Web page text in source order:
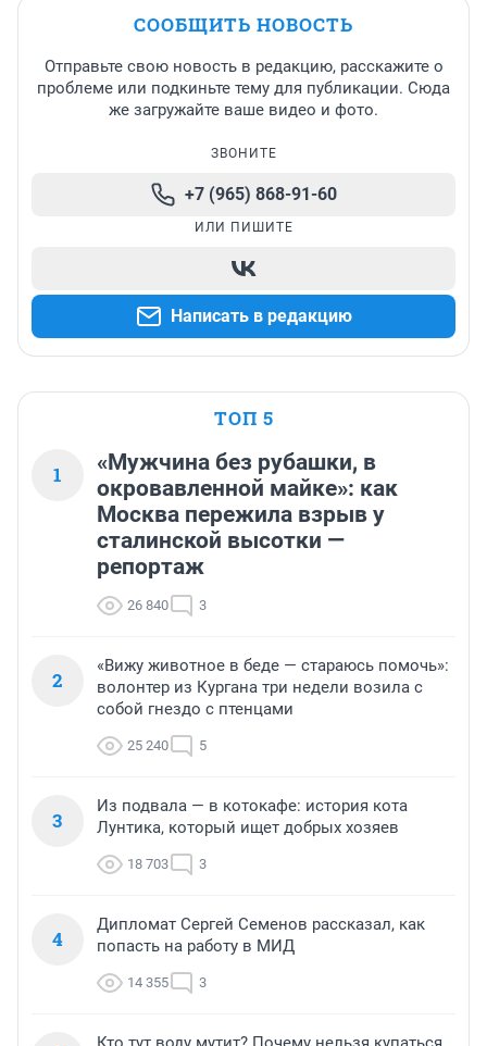
СООБЩИТЬ НОВОСТЬ
Отправьте свою новость в редакцию, расскажите о
проблеме или подкиньте тему для публикации. Сюда
же загружайте ваше видео и фото.
ЗВОНИТЕ
+7 (965) 868-91-60
ИЛИ ПИШИТЕ
Написать в редакцию
ТОП 5
1
«Мужчина без рубашки, в
окровавленной майке»: как
Москва пережила взрыв у
сталинской высотки —
репортаж
26 840 3
2
«Вижу животное в беде — стараюсь помочь»:
волонтер из Кургана три недели возила с
собой гнездо с птенцами
25 240 5
3
Из подвала — в котокафе: история кота
Лунтика, который ищет добрых хозяев
18 703 3
4
Дипломат Сергей Семенов рассказал, как
попасть на работу в МИД
14 355 3